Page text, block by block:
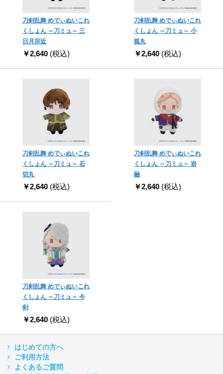
刀剣乱舞 めでぃぬいこれ
くしょん ～刀ミュ～ 三
日月宗近
￥2,640 (税込)
刀剣乱舞 めでぃぬいこれ
くしょん ～刀ミュ～ 小
狐丸
￥2,640 (税込)
刀剣乱舞 めでぃぬいこれ
くしょん ～刀ミュ～ 石
切丸
￥2,640 (税込)
刀剣乱舞 めでぃぬいこれ
くしょん ～刀ミュ～ 岩
融
￥2,640 (税込)
刀剣乱舞 めでぃぬいこれ
くしょん ～刀ミュ～ 今
剣
￥2,640 (税込)
はじめての方へ
ご利用方法
よくあるご質問